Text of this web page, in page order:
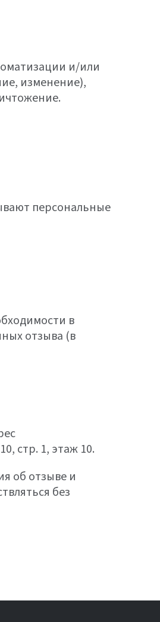
и/или
изменение),
персональные
в
отзыва (в
стр. 1, этаж 10.
об отзыве и
без